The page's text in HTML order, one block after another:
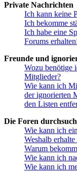
Private Nachrichten
Ich kann keine
Ich bekomme
Ich habe eine
Forums
Freunde und
Wozu benötige
Mitglieder?
Wie kann ich
der ignorierten
den Listen
Die Foren
Wie kann ich
Weshalb
Warum
Wie kann ich
Wie kann ich